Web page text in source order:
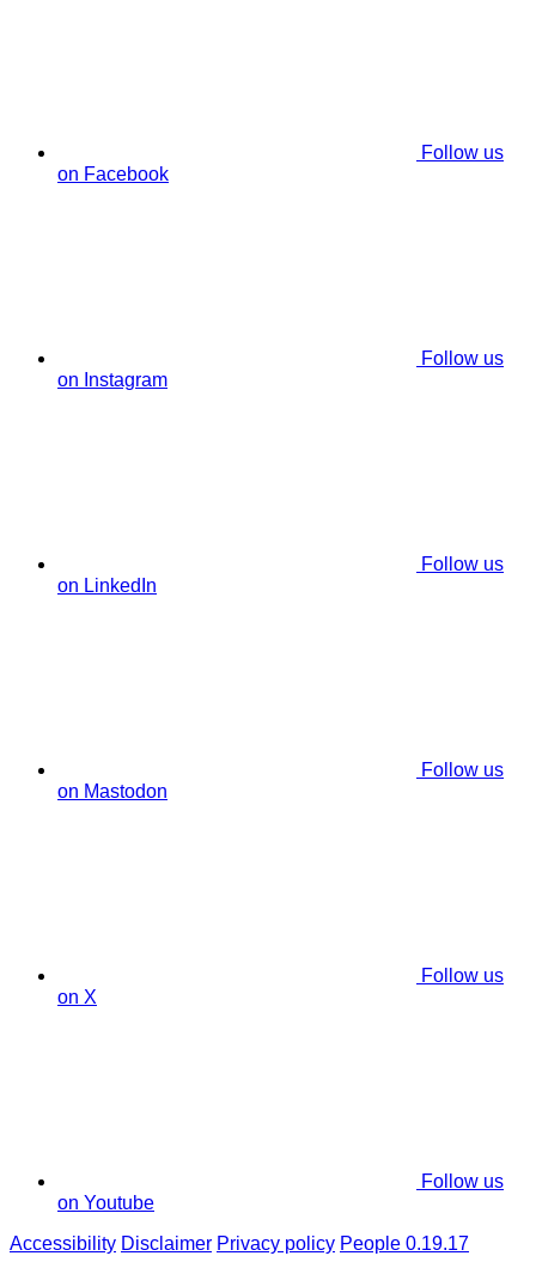
Follow us
on Facebook
Follow us
on Instagram
Follow us
on LinkedIn
Follow us
on Mastodon
Follow us
on X
Follow us
on Youtube
Accessibility Disclaimer Privacy policy People 0.19.17